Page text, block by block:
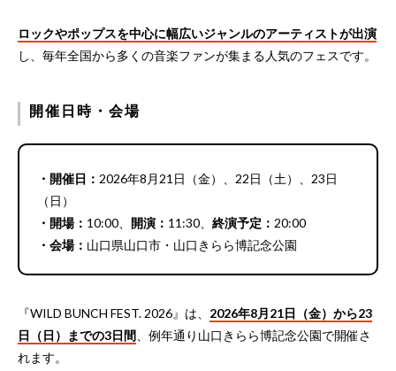
ロックやポップスを中心に幅広いジャンルのアーティストが出演
し、毎年全国から多くの音楽ファンが集まる人気のフェスです。
開催日時・会場
・開催日： 2026年8月21日（金）、22日（土）、23日
（日）
・開場： 10:00、 開演： 11:30、 終演予定： 20:00
・会場： 山口県山口市・山口きらら博記念公園
『WILD BUNCH FEST. 2026』は、 2026年8月21日（金）から23
日（日）までの3日間 、例年通り山口きらら博記念公園で開催さ
れます。